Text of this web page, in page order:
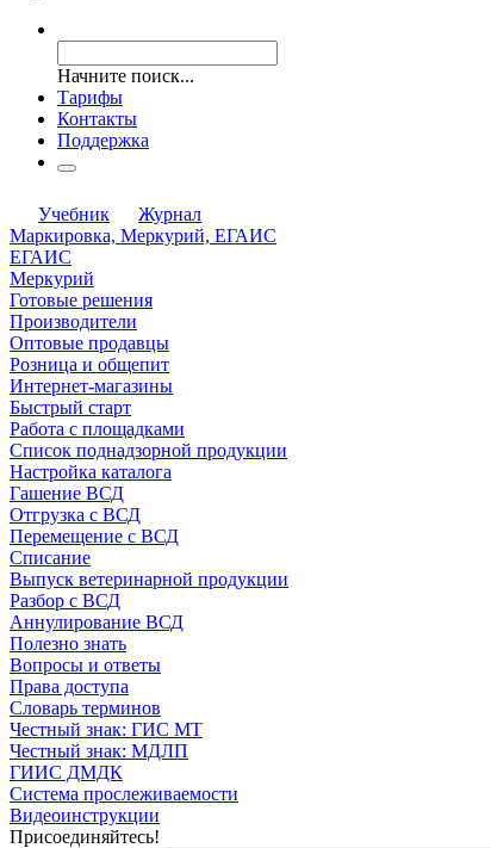
Начните поиск...
Тарифы
Контакты
Поддержка
Учебник
Журнал
Маркировка, Меркурий, ЕГАИС
ЕГАИС
Меркурий
Готовые решения
Производители
Оптовые продавцы
Розница и общепит
Интернет-магазины
Быстрый старт
Работа с площадками
Список поднадзорной продукции
Настройка каталога
Гашение ВСД
Отгрузка с ВСД
Перемещение с ВСД
Списание
Выпуск ветеринарной продукции
Разбор с ВСД
Аннулирование ВСД
Полезно знать
Вопросы и ответы
Права доступа
Словарь терминов
Честный знак: ГИС МТ
Честный знак: МДЛП
ГИИС ДМДК
Система прослеживаемости
Видеоинструкции
Присоединяйтесь!